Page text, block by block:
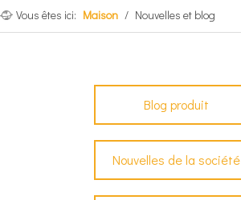
Vous êtes ici: Maison / Nouvelles et blog
Blog produit
Nouvelles de la société